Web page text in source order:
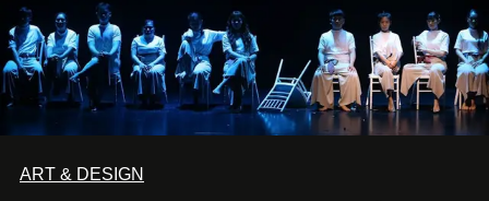
ART & DESIGN